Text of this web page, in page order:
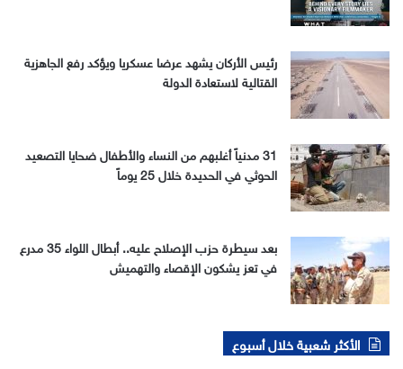
رئيس الأركان يشهد عرضا عسكريا ويؤكد رفع الجاهزية
القتالية لاستعادة الدولة
31 مدنياً أغلبهم من النساء والأطفال ضحايا التصعيد
الحوثي في الحديدة خلال 25 يوماً
بعد سيطرة حزب الإصلاح عليه.. أبطال اللواء 35 مدرع
في تعز يشكون الإقصاء والتهميش
الأكثر شعبية خلال أسبوع